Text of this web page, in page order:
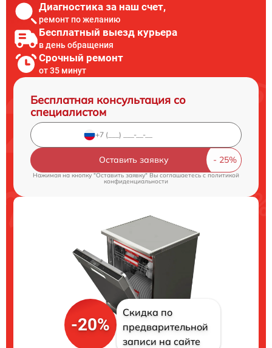
Диагностика за наш счет,
ремонт по желанию
Бесплатный выезд курьера
в день обращения
Срочный ремонт
от 35 минут
Бесплатная консультация со
специалистом
Оставить заявку
Нажимая на кнопку "Оставить заявку" Вы соглашаетесь cполитикой
конфиденциальности
-20%
Скидка по
предварительной
записи на сайте